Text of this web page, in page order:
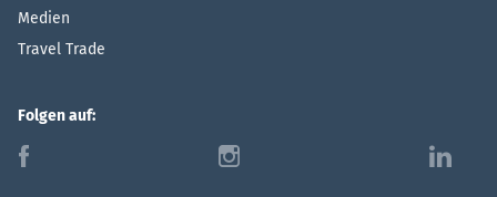
Medien
Travel Trade
Folgen auf:
f i l